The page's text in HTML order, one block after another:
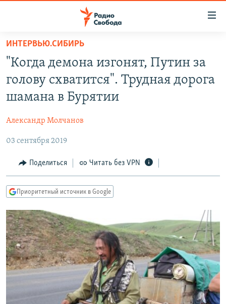
упрощенного
доступа
основному
Вернутся
навигации
Вернутся
поиску
ПРОГРАММЫ
ПОДКАСТЫ
АВТОРСКИЕ ПРОЕКТЫ
МНЕНИЯ
КУЛЬТУРА
IDEL.РЕАЛИИ
СЕВЕР.РЕАЛИИ
СИБИРЬ.РЕАЛИИ
РАСПИСАНИЕ ВЕЩАНИЯ
ПОДПИШИТЕСЬ НА РАССЫЛКУ
ИНТЕРВЬЮ.СИБИРЬ
"Когда демона изгонят, Путин за
голову схватится". Трудная дорога
шамана в Бурятии
Александр Молчанов
03 сентября 2019
Поделиться Читать без VPN
Приоритетный источник в Google